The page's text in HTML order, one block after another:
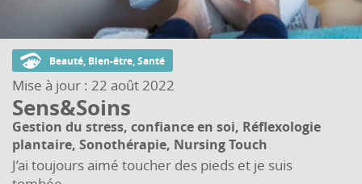
Beauté, Bien-être, Santé
Mise à jour : 22 août 2022
Sens&Soins
Gestion du stress, confiance en soi, Réflexologie
plantaire, Sonothérapie, Nursing Touch
J’ai toujours aimé toucher des pieds et je suis